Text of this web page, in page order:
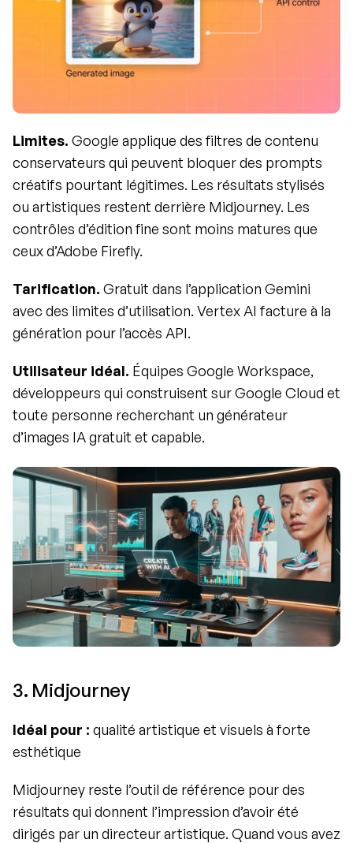
Limites. Google applique des filtres de contenu
conservateurs qui peuvent bloquer des prompts
créatifs pourtant légitimes. Les résultats stylisés
ou artistiques restent derrière Midjourney. Les
contrôles d’édition fine sont moins matures que
ceux d’Adobe Firefly.
Tarification. Gratuit dans l’application Gemini
avec des limites d’utilisation. Vertex AI facture à la
génération pour l’accès API.
Utilisateur idéal. Équipes Google Workspace,
développeurs qui construisent sur Google Cloud et
toute personne recherchant un générateur
d’images IA gratuit et capable.
3. Midjourney
Idéal pour : qualité artistique et visuels à forte
esthétique
Midjourney reste l’outil de référence pour des
résultats qui donnent l’impression d’avoir été
dirigés par un directeur artistique. Quand vous avez